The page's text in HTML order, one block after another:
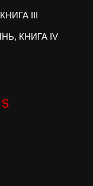
III
КНИГА IV